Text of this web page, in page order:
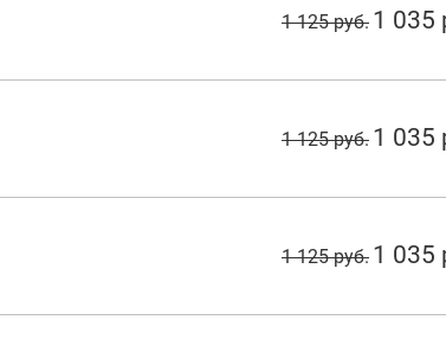
1 125 руб. 1 035
1 125 руб. 1 035
1 125 руб. 1 035